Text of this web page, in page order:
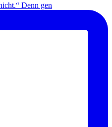
Denn gen